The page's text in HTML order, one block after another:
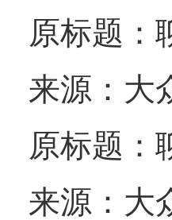
原标题：
来源：大
原标题：
来源：大